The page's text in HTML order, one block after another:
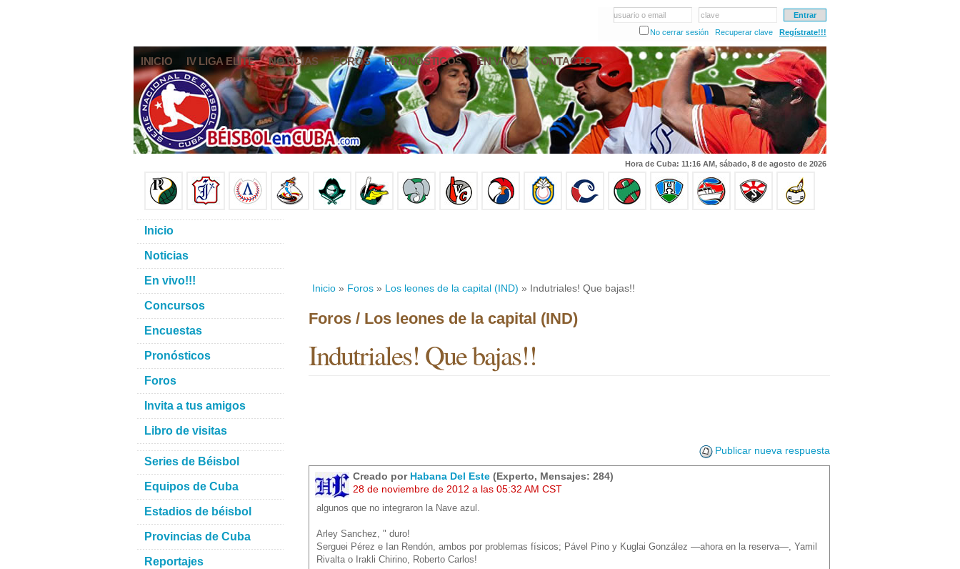
usuario o email
clave
No cerrar sesión
Recuperar clave Regístrate!!!
INICIO IV LIGA ELITE NOTICIAS FOROS PRONÓSTICOS EN VIVO CONTACTO
Hora de Cuba: 11:16 AM, sábado, 8 de agosto de 2026
Inicio » Foros » Los leones de la capital (IND) » Indutriales! Que bajas!!
Foros / Los leones de la capital (IND)
Indutriales! Que bajas!!
Publicar nueva respuesta
Creado por Habana Del Este (Experto, Mensajes: 284)
28 de noviembre de 2012 a las 05:32 AM CST
algunos que no integraron la Nave azul.
Arley Sanchez, " duro!
Serguei Pérez e Ian Rendón, ambos por problemas físicos; Pável Pino y Kuglai González —ahora en la reserva—, Yamil
Rivalta o Irakli Chirino, Roberto Carlos!
Inicio
Noticias
En vivo!!!
Concursos
Encuestas
Pronósticos
Foros
Invita a tus amigos
Libro de visitas
Series de Béisbol
Equipos de Cuba
Estadios de béisbol
Provincias de Cuba
Reportajes